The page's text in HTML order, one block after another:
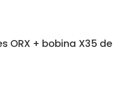
ORX + bobina X35 de